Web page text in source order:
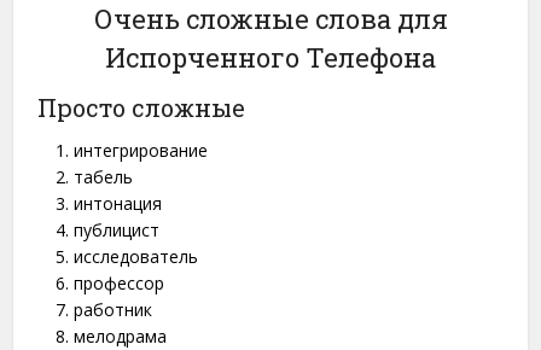
Очень сложные слова для
Испорченного Телефона
Просто сложные
интегрирование
табель
интонация
публицист
исследователь
профессор
работник
мелодрама